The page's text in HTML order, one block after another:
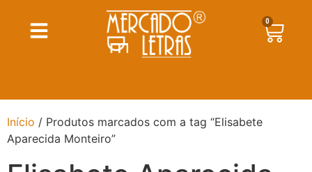
0
Início / Produtos marcados com a tag “Elisabete
Aparecida Monteiro”